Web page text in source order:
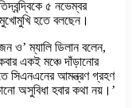
৫ নভেম্বর
হতে বলছেন।
ও’ ম্যালি ডিলান বলেন,
একই মঞ্চে দাঁড়ানোর
সিএনএনের আমন্ত্রণ গ্রহণ
অসুবিধা হবার কথা নয়।’